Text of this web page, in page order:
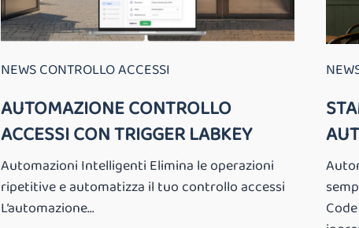
NEWS CONTROLLO ACCESSI
AUTOMAZIONE CONTROLLO
ACCESSI CON TRIGGER LABKEY
Automazioni Intelligenti Elimina le operazioni
ripetitive e automatizza il tuo controllo accessi
L’automazione...